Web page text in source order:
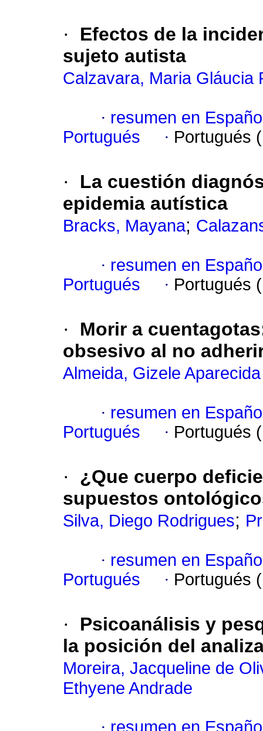
·
Efectos de la
sujeto autista
Calzavara, Maria Gláucia
· resumen en
Portugués
· Portugués
·
La cuestión
epidemia autística
Bracks, Mayana;
· resumen en
Portugués
· Portugués
· Morir a cuentagotas
obsesivo al no
Almeida, Gizele
· resumen en
Portugués
· Portugués
·
¿Que cuerpo
supuestos
Silva, Diego Rodrigues;
· resumen en
Portugués
· Portugués
·
Psicoanálisis y
la posición del
Moreira, Jacqueline de
Ethyene Andrade
· resumen en